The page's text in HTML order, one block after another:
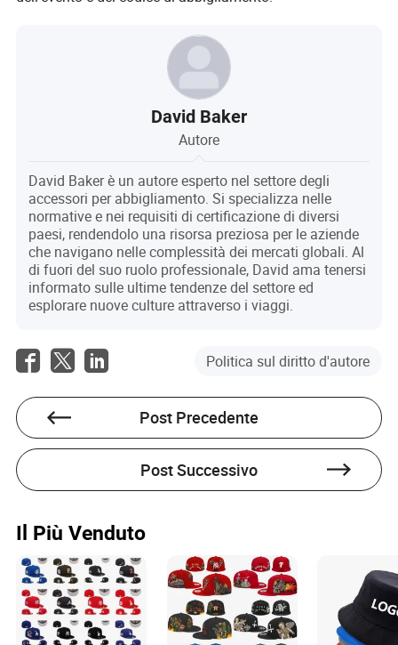
David Baker
Autore
David Baker è un autore esperto nel settore degli
accessori per abbigliamento. Si specializza nelle
normative e nei requisiti di certificazione di diversi
paesi, rendendolo una risorsa preziosa per le aziende
che navigano nelle complessità dei mercati globali. Al
di fuori del suo ruolo professionale, David ama tenersi
informato sulle ultime tendenze del settore ed
esplorare nuove culture attraverso i viaggi.
Politica sul diritto d'autore
Post Precedente
Post Successivo
Il Più Venduto